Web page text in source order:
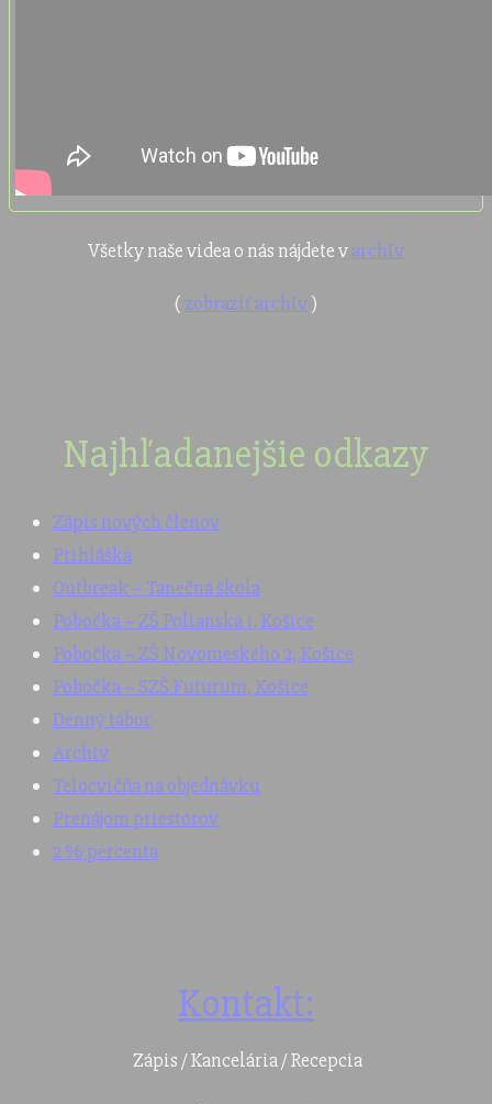
Všetky naše videa o nás nájdete varchív
(zobraziť archív)
Najhľadanejšie odkazy
Zápis nových členov
Prihláška
Outbreak – Tanečná škola
Pobočka – ZŠ Polianská 1, Košice
Pobočka – ZŠ Novomeského 2, Košice
Pobočka – SZŠ Futurum, Košice
Denný tábor
Archív
Telocvičňa na objednávku
Prenájom priestorov
2 % percenta
Kontakt:
Zápis / Kancelária / Recepcia